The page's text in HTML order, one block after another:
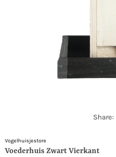
Share:
Vogelhuisjestore
Voederhuis Zwart Vierkant